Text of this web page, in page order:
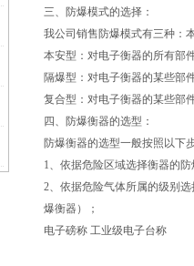
三、防爆模式的选择：
我公司销售防爆模式有三种：
本安型：对电子衡器的所有部
隔爆型：对电子衡器的某些部
复合型：对电子衡器的某些部
四、防爆衡器的选型：
防爆衡器的选型一般按照以下
1、依据危险区域选择衡器的
2、依据危险气体所属的级别
爆衡器）；
电子磅称 工业级电子台称